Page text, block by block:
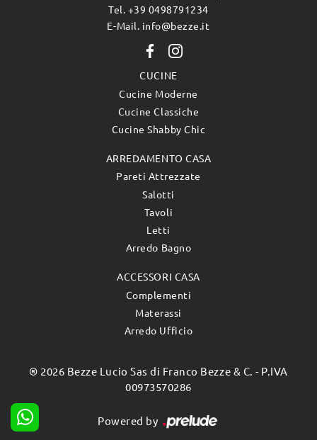
Tel. +39 0498791234
E-Mail. info@bezze.it
CUCINE
Cucine Moderne
Cucine Classiche
Cucine Shabby Chic
ARREDAMENTO CASA
Pareti Attrezzate
Salotti
Tavoli
Letti
Arredo Bagno
ACCESSORI CASA
Complementi
Materassi
Arredo Ufficio
® 2026 Bezze Lucio Sas di Franco Bezze & C. - P.IVA
00973570286
Powered by